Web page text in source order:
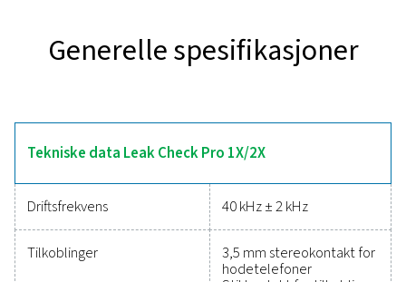
Leak Check Pro 1X og 2X bruker ultralydteknologi til å
dokumentasjon og verktøy for lekkasjeberegninger i
modellen har sensorkompatibilitet for måling av
strømning, trykk og temperatur, noe som gjør den
allsidig. Disse verktøyene er lette og holdbare, og er
effektiv lekkasjedeteksjon og energibesparende